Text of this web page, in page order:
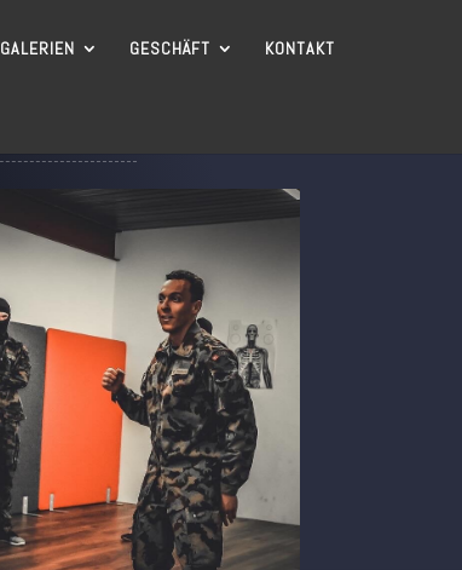
GALERIEN GESCHÄFT KONTAKT